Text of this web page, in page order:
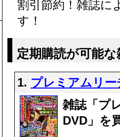
割引節約！雑誌に
す！
定期購読が可能
1. プレミアムリー
雑誌「プ
DVD」を